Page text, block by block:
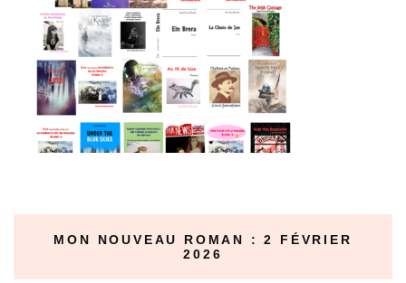
MON NOUVEAU ROMAN : 2 FÉVRIER
2026